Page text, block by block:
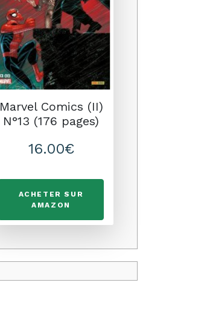
Marvel Comics (II)
N°13 (176 pages)
16.00€
ACHETER SUR
AMAZON